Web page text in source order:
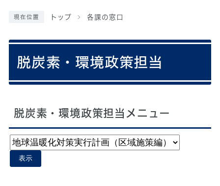
現在位置 トップ 各課の窓口
脱炭素・環境政策担当
脱炭素・環境政策担当メニュー
表示